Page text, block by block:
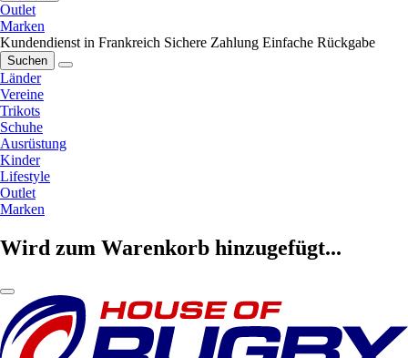
Outlet
Marken
Kundendienst in Frankreich Sichere Zahlung Einfache Rückgabe
Suchen
Länder
Vereine
Trikots
Schuhe
Ausrüstung
Kinder
Lifestyle
Outlet
Marken
Wird zum Warenkorb hinzugefügt...